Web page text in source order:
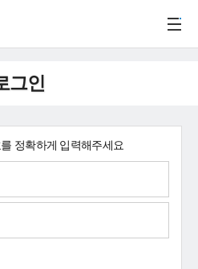
그인
정확하게 입력해주세요